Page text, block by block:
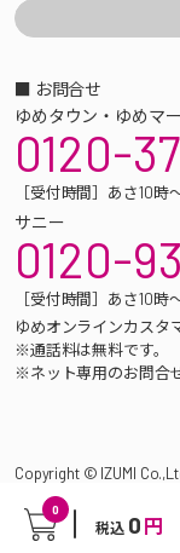
0
税込 0 円
■ お問合せ
ゆめタウン・ゆめマ
0120-
［受付時間］あさ10時
サニー
0120-
［受付時間］あさ10時
ゆめオンラインカスタ
※通話料は無料です。
※ネット専用のお問合
Copyright © IZUMI